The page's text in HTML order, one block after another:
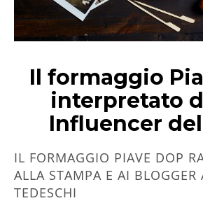
Il formaggio
interpretato
Influencer
IL FORMAGGIO PIAVE DOP
ALLA STAMPA E AI BLOGGER
TEDESCHI